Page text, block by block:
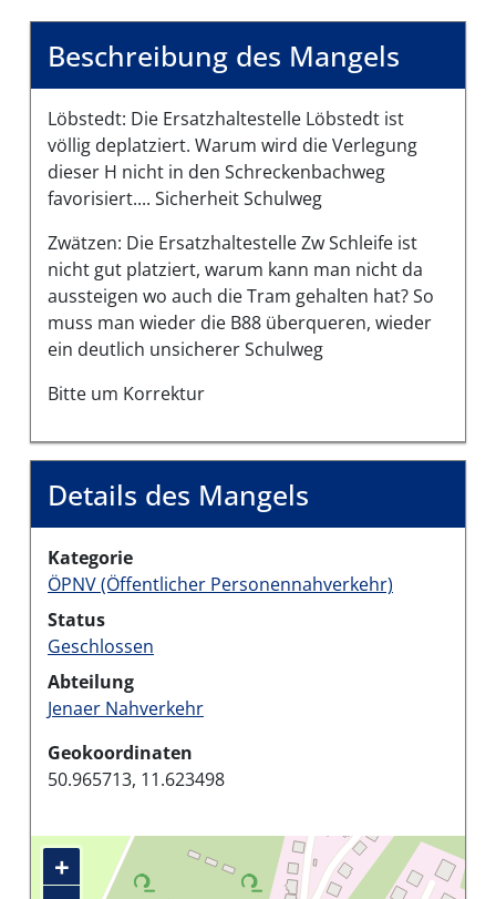
Beschreibung des Mangels
Löbstedt: Die Ersatzhaltestelle Löbstedt ist
völlig deplatziert. Warum wird die Verlegung
dieser H nicht in den Schreckenbachweg
favorisiert.... Sicherheit Schulweg
Zwätzen: Die Ersatzhaltestelle Zw Schleife ist
nicht gut platziert, warum kann man nicht da
aussteigen wo auch die Tram gehalten hat? So
muss man wieder die B88 überqueren, wieder
ein deutlich unsicherer Schulweg
Bitte um Korrektur
Details des Mangels
Kategorie
ÖPNV (Öffentlicher Personennahverkehr)
Status
Geschlossen
Abteilung
Jenaer Nahverkehr
Geokoordinaten
50.965713, 11.623498
+